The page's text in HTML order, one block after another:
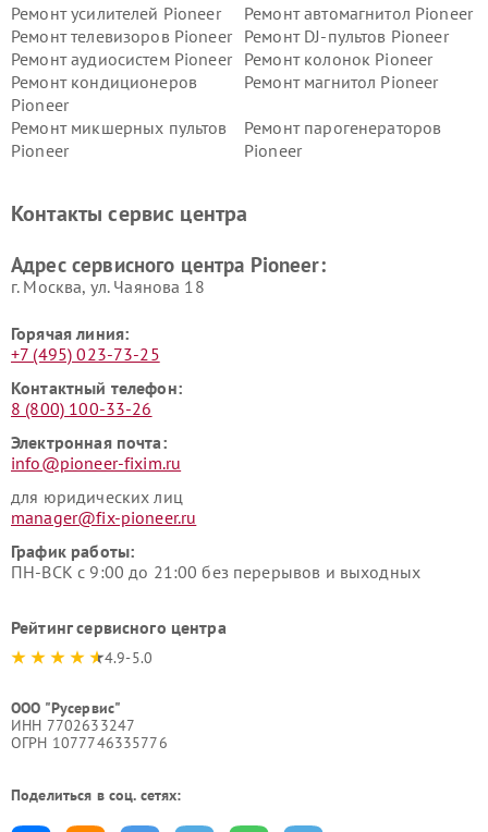
Ремонт усилителей Pioneer
Ремонт автомагнитол Pioneer
Ремонт телевизоров Pioneer
Ремонт DJ-пультов Pioneer
Ремонт аудиосистем Pioneer
Ремонт колонок Pioneer
Ремонт кондиционеров
Pioneer
Ремонт магнитол Pioneer
Ремонт микшерных пультов
Pioneer
Ремонт парогенераторов
Pioneer
Контакты сервис центра
Адрес сервисного центра Pioneer:
г. Москва, ул. Чаянова 18
Горячая линия:
+7 (495) 023-73-25
Контактный телефон:
8 (800) 100-33-26
Электронная почта:
info@pioneer-fixim.ru
для юридических лиц
manager@fix-pioneer.ru
График работы:
ПН-ВСК с 9:00 до 21:00 без перерывов и выходных
Рейтинг сервисного центра
4.9-5.0
ООО "Русервис"
ИНН 7702633247
ОГРН 1077746335776
Поделиться в соц. сетях: